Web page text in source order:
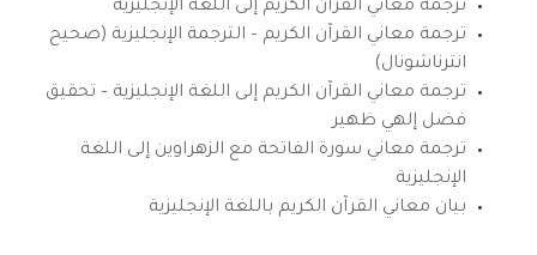
ترجمة معاني القرآن الكريم إلى اللغة الإنجليزية
ترجمة معاني القرآن الكريم – الترجمة الإنجليزية (صحيح
انترناشونال)
ترجمة معاني القرآن الكريم إلى اللغة الإنجليزية – تحقيق
فضل إلهي ظهير
ترجمة معاني سورة الفاتحة مع الزهراوين إلى اللغة
الإنجليزية
بيان معاني القرآن الكريم باللغة الإنجليزية